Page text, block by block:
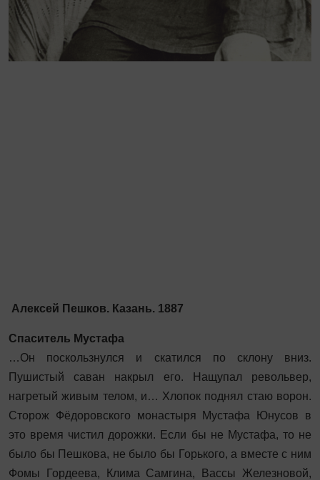
Алексей Пешков. Казань. 1887
Спаситель Мустафа
…Он поскользнулся и скатился по склону вниз.
Пушистый саван накрыл его. Нащупал револьвер,
нагретый живым телом, и… Хлопок поднял стаю ворон.
Сторож Фёдоровского монастыря Мустафа Юнусов в
это время чистил дорожки. Если бы не Мустафа, то не
было бы Пешкова, не было бы Горького, а вместе с ним
Фомы Гордеева, Клима Самгина, Вассы Железновой,